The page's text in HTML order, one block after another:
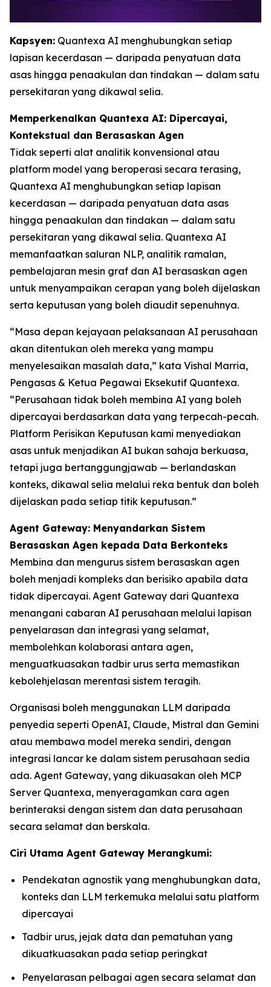
Kapsyen: Quantexa AI menghubungkan setiap
lapisan kecerdasan — daripada penyatuan data
asas hingga penaakulan dan tindakan — dalam satu
persekitaran yang dikawal selia.
Memperkenalkan Quantexa AI: Dipercayai,
Kontekstual dan Berasaskan Agen
Tidak seperti alat analitik konvensional atau
platform model yang beroperasi secara terasing,
Quantexa AI menghubungkan setiap lapisan
kecerdasan — daripada penyatuan data asas
hingga penaakulan dan tindakan — dalam satu
persekitaran yang dikawal selia. Quantexa AI
memanfaatkan saluran NLP, analitik ramalan,
pembelajaran mesin graf dan AI berasaskan agen
untuk menyampaikan cerapan yang boleh dijelaskan
serta keputusan yang boleh diaudit sepenuhnya.
“Masa depan kejayaan pelaksanaan AI perusahaan
akan ditentukan oleh mereka yang mampu
menyelesaikan masalah data,” kata Vishal Marria,
Pengasas & Ketua Pegawai Eksekutif Quantexa.
“Perusahaan tidak boleh membina AI yang boleh
dipercayai berdasarkan data yang terpecah-pecah.
Platform Perisikan Keputusan kami menyediakan
asas untuk menjadikan AI bukan sahaja berkuasa,
tetapi juga bertanggungjawab — berlandaskan
konteks, dikawal selia melalui reka bentuk dan boleh
dijelaskan pada setiap titik keputusan.”
Agent Gateway: Menyandarkan Sistem
Berasaskan Agen kepada Data Berkonteks
Membina dan mengurus sistem berasaskan agen
boleh menjadi kompleks dan berisiko apabila data
tidak dipercayai. Agent Gateway dari Quantexa
menangani cabaran AI perusahaan melalui lapisan
penyelarasan dan integrasi yang selamat,
membolehkan kolaborasi antara agen,
menguatkuasakan tadbir urus serta memastikan
kebolehjelasan merentasi sistem teragih.
Organisasi boleh menggunakan LLM daripada
penyedia seperti OpenAI, Claude, Mistral dan Gemini
atau membawa model mereka sendiri, dengan
integrasi lancar ke dalam sistem perusahaan sedia
ada. Agent Gateway, yang dikuasakan oleh MCP
Server Quantexa, menyeragamkan cara agen
berinteraksi dengan sistem dan data perusahaan
secara selamat dan berskala.
Ciri Utama Agent Gateway Merangkumi:
Pendekatan agnostik yang menghubungkan data,
konteks dan LLM terkemuka melalui satu platform
dipercayai
Tadbir urus, jejak data dan pematuhan yang
dikuatkuasakan pada setiap peringkat
Penyelarasan pelbagai agen secara selamat dan